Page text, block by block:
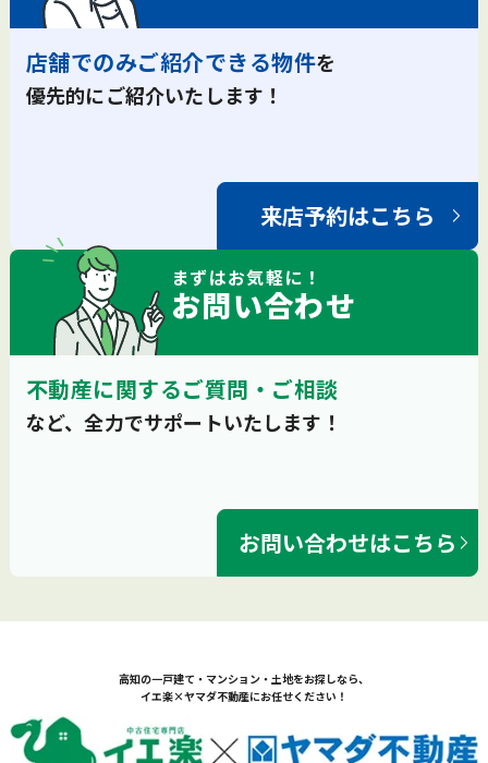
店舗でのみご紹介できる物件を
優先的にご紹介いたします！
来店予約はこちら
まずはお気軽に！
お問い合わせ
不動産に関するご質問・ご相談
など、全力でサポートいたします！
お問い合わせはこちら
高知の一戸建て・マンション・土地をお探しなら、
イエ楽×ヤマダ不動産にお任せください！